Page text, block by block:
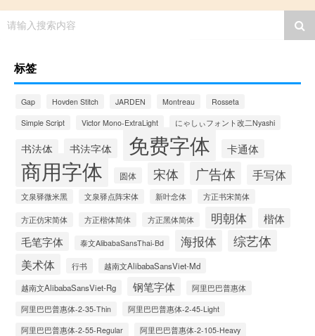
请输入搜索内容
标签
Gap Hovden Stitch JARDEN Montreau
Rosseta
Simple Script
Victor Mono-ExtraLight にゃしぃフォント改二Nyashi
书法体 书法字体 免费字体 卡通体
商用字体 圆体 宋体 广告体 手写体
文泉驿微米黑 文泉驿点阵宋体 新叶念体 方正书宋简体
方正仿宋简体 方正楷体简体 方正黑体简体 明朝体 楷体
毛笔字体 泰文AlibabaSansThai-Bd 海报体 综艺体
美术体 行书
越南文AlibabaSansViet-Md
越南文AlibabaSansViet-Rg
钢笔字体
阿里巴巴普惠体
阿里巴巴普惠体-2-35-Thin
阿里巴巴普惠体-2-45-Light
阿里巴巴普惠体-2-55-Regular
阿里巴巴普惠体-2-105-Heavy